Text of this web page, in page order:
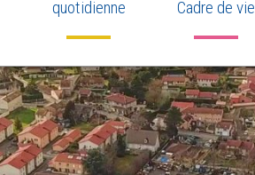
quotidienne
Cadre de vie